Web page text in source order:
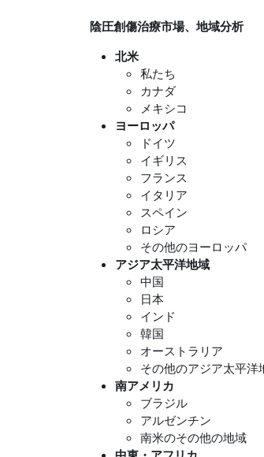
陰圧創傷治療市場、地域分析
北米
私たち
カナダ
メキシコ
ヨーロッパ
ドイツ
イギリス
フランス
イタリア
スペイン
ロシア
その他のヨーロッパ
アジア太平洋地域
中国
日本
インド
韓国
オーストラリア
その他のアジア太平洋
南アメリカ
ブラジル
アルゼンチン
南米のその他の地域